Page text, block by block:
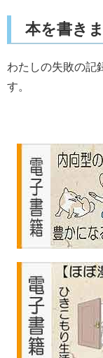
本を書き
わたしの失敗の記
す。